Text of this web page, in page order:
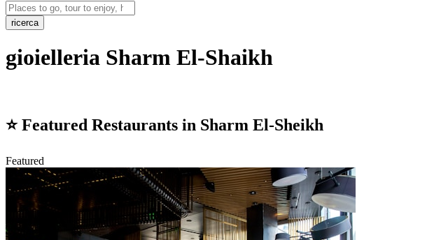
ricerca
gioielleria Sharm El-Shaikh
⭐Featured Restaurants in Sharm El-Sheikh
Featured